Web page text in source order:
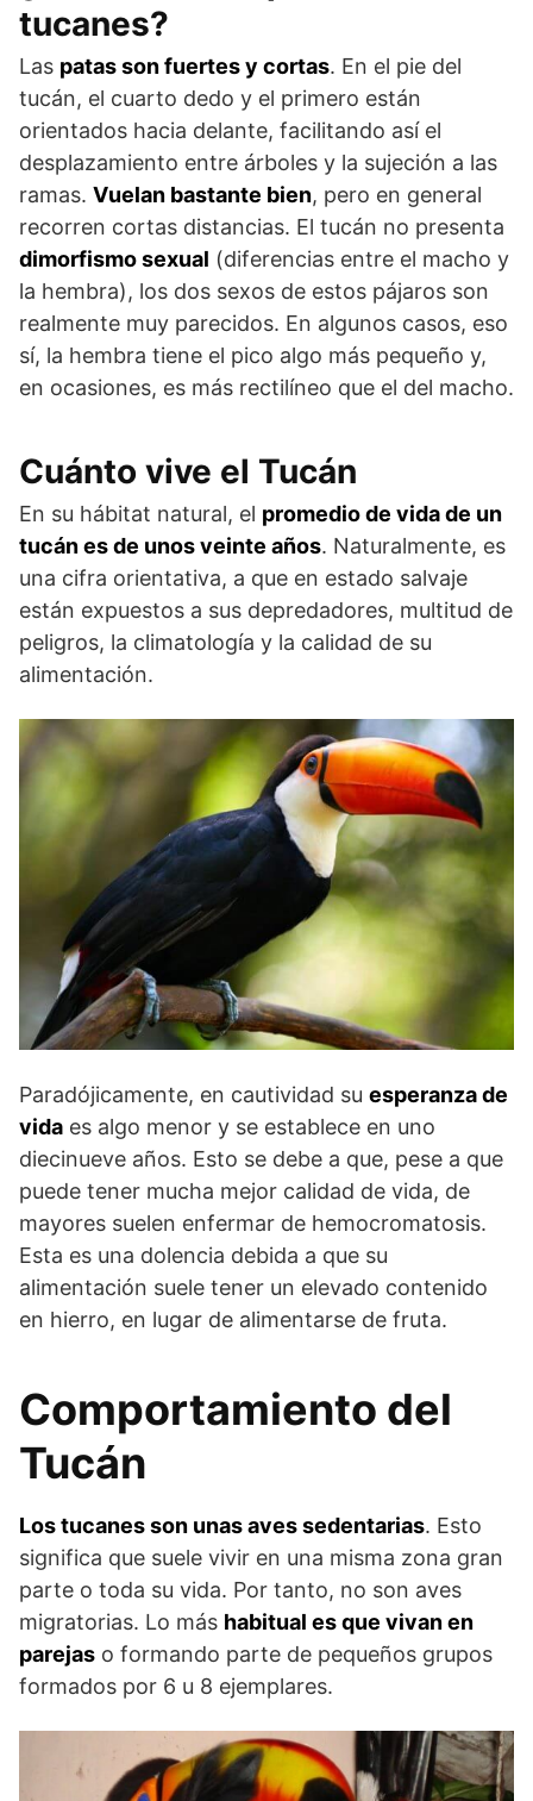
tucanes?
Las patas son fuertes y cortas. En el pie del
tucán, el cuarto dedo y el primero están
orientados hacia delante, facilitando así el
desplazamiento entre árboles y la sujeción a las
ramas. Vuelan bastante bien, pero en general
recorren cortas distancias. El tucán no presenta
dimorfismo sexual (diferencias entre el macho y
la hembra), los dos sexos de estos pájaros son
realmente muy parecidos. En algunos casos, eso
sí, la hembra tiene el pico algo más pequeño y,
en ocasiones, es más rectilíneo que el del macho.
Cuánto vive el Tucán
En su hábitat natural, el promedio de vida de un
tucán es de unos veinte años. Naturalmente, es
una cifra orientativa, a que en estado salvaje
están expuestos a sus depredadores, multitud de
peligros, la climatología y la calidad de su
alimentación.
Paradójicamente, en cautividad su esperanza de
vida es algo menor y se establece en uno
diecinueve años. Esto se debe a que, pese a que
puede tener mucha mejor calidad de vida, de
mayores suelen enfermar de hemocromatosis.
Esta es una dolencia debida a que su
alimentación suele tener un elevado contenido
en hierro, en lugar de alimentarse de fruta.
Comportamiento del
Tucán
Los tucanes son unas aves sedentarias. Esto
significa que suele vivir en una misma zona gran
parte o toda su vida. Por tanto, no son aves
migratorias. Lo más habitual es que vivan en
parejas o formando parte de pequeños grupos
formados por 6 u 8 ejemplares.